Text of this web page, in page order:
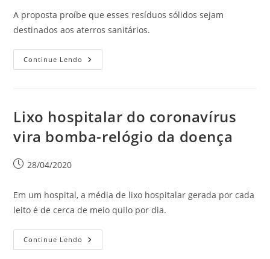
A proposta proíbe que esses resíduos sólidos sejam
destinados aos aterros sanitários.
Continue Lendo
Lixo hospitalar do coronavírus
vira bomba-relógio da doença
28/04/2020
Em um hospital, a média de lixo hospitalar gerada por cada
leito é de cerca de meio quilo por dia.
Continue Lendo